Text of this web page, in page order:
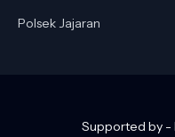
Polsek Jajaran
Supported by -